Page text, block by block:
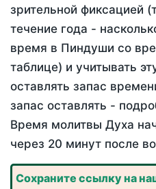
зрительной фиксацией
течение года -
время в Пиндуши со
таблице) и учитывать
оставлять запас
запас оставлять -
Время молитвы Духа
через 20 минут после
Сохраните ссылку на